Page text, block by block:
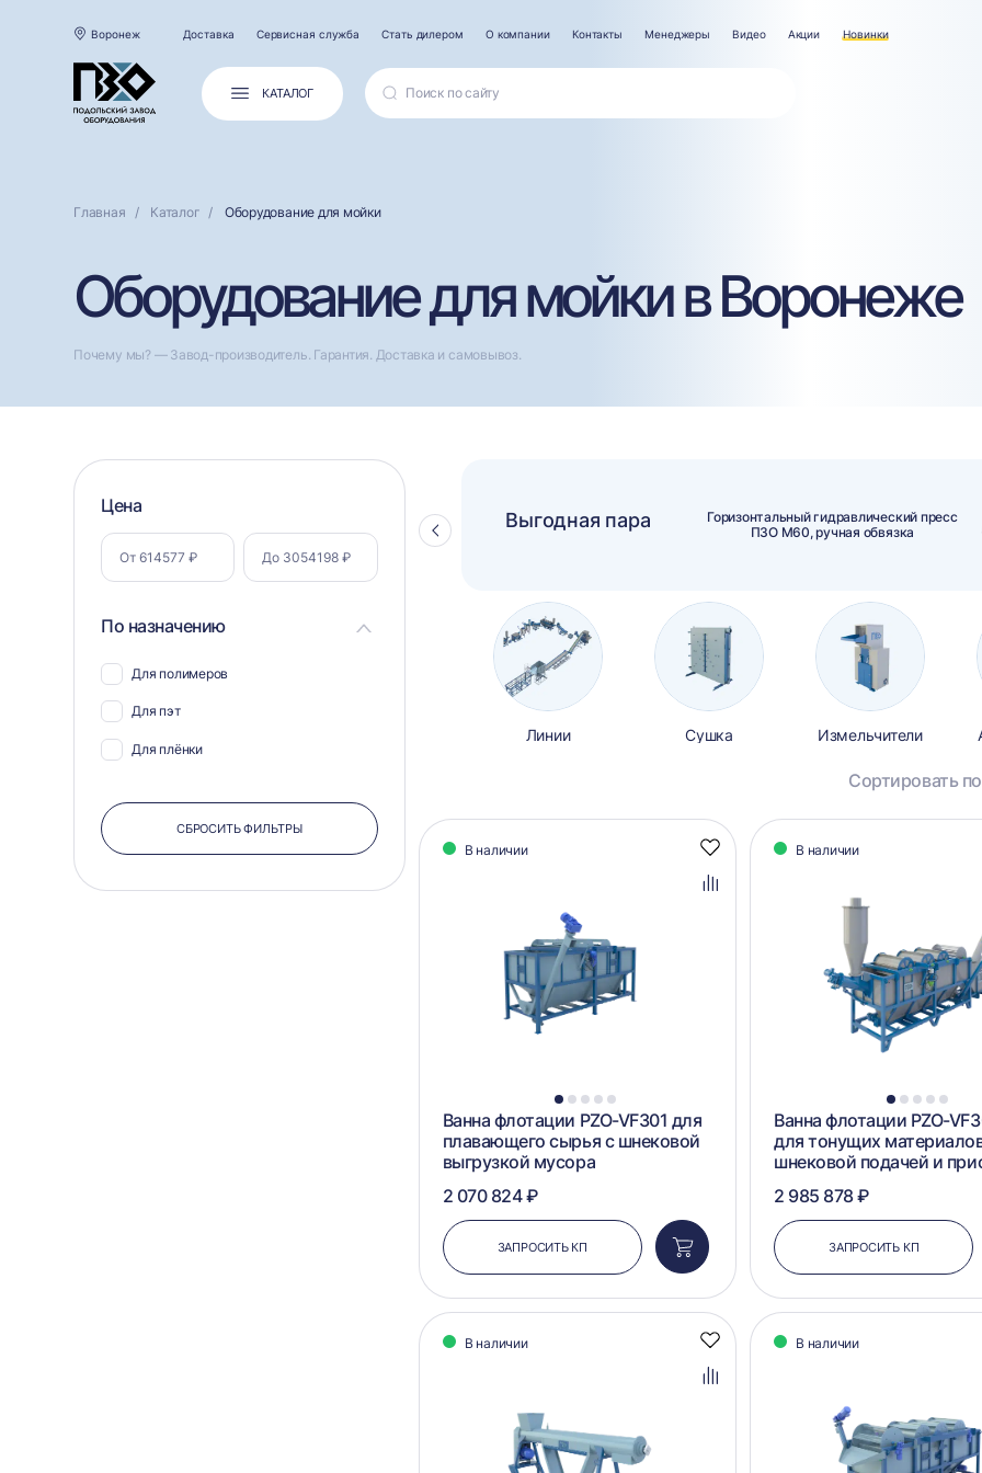
Воронеж Доставка Сервисная служба Стать дилером О компании Контакты Менеджеры Видео Акции Новинки
КАТАЛОГ
Главная Каталог Оборудование для мойки
Оборудование для мойки в Воронеже
Почему мы? — Завод-производитель. Гарантия. Доставка и самовывоз.
Фильтр
по
параметрам
Цена
По назначению
Для полимеров
Для пэт
Для плёнки
СБРОСИТЬ ФИЛЬТРЫ
Стрелка
Полуавтоматический паллетоупаковщик
ПЗО BPW-2000
Выгодная пара
Горизонтальный гидравлический пресс
ПЗО М60, ручная обвязка
Линии Сушка Измельчители
Сортировать
Каталог
В наличии
Добавить
Добавить
1 2 3 4 5
Ванна флотации PZO-VF301 для
плавающего сырья с шнековой
выгрузкой мусора
2 070 824 ₽
ЗАПРОСИТЬ КП
Добавить
в
корзину
В наличии
1 2 3 4 5
Ванна флотации PZO-
для тонущих
шнековой подачей и
2 985 878 ₽
ЗАПРОСИТЬ КП
В наличии
Добавить
Добавить
В наличии